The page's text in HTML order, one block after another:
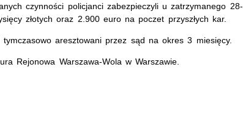
czynności policjanci zabezpieczyli u zatrzymanego 28-
złotych oraz 2.900 euro na poczet przyszłych kar.
aresztowani przez sąd na okres 3 miesięcy.
Rejonowa Warszawa-Wola w Warszawie.